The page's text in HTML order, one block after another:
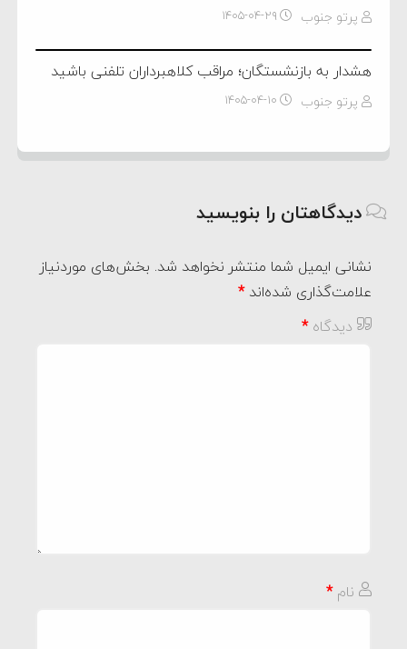
پرتو جنوب ۱۴۰۵-۰۴-۲۹
هشدار به بازنشستگان؛ مراقب کلاهبرداران تلفنی باشید
پرتو جنوب ۱۴۰۵-۰۴-۱۰
دیدگاهتان را بنویسید
نشانی ایمیل شما منتشر نخواهد شد. بخش‌های موردنیاز
علامت‌گذاری شده‌اند*
دیدگاه*
نام*